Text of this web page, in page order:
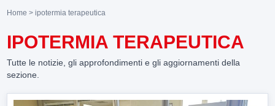
Home > ipotermia terapeutica
IPOTERMIA TERAPEUTICA
Tutte le notizie, gli approfondimenti e gli aggiornamenti della
sezione.